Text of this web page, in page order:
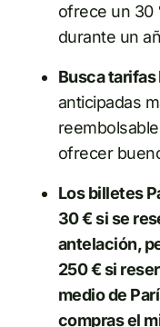
ofrece un 30
durante un
Busca tarifas
anticipadas
ofrecer
Los billetes
30 € si se
antelación,
250 € si
medio de
compras el